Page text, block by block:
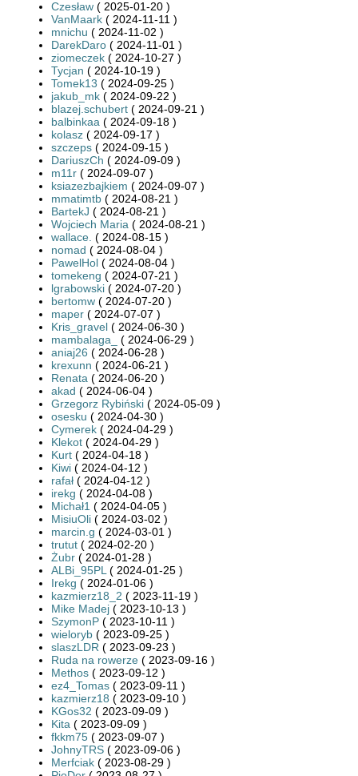
Czesław ( 2025-01-20 )
VanMaark ( 2024-11-11 )
mnichu ( 2024-11-02 )
DarekDaro ( 2024-11-01 )
ziomeczek ( 2024-10-27 )
Tycjan ( 2024-10-19 )
Tomek13 ( 2024-09-25 )
jakub_mk ( 2024-09-22 )
blazej.schubert ( 2024-09-21 )
balbinkaa ( 2024-09-18 )
kolasz ( 2024-09-17 )
szczeps ( 2024-09-15 )
DariuszCh ( 2024-09-09 )
m11r ( 2024-09-07 )
ksiazezbajkiem ( 2024-09-07 )
mmatimtb ( 2024-08-21 )
BartekJ ( 2024-08-21 )
Wojciech Maria ( 2024-08-21 )
wallace. ( 2024-08-15 )
nomad ( 2024-08-04 )
PawelHol ( 2024-08-04 )
tomekeng ( 2024-07-21 )
lgrabowski ( 2024-07-20 )
bertomw ( 2024-07-20 )
maper ( 2024-07-07 )
Kris_gravel ( 2024-06-30 )
mambalaga_
( 2024-06-29 )
aniaj26 ( 2024-06-28 )
krexunn ( 2024-06-21 )
Renata ( 2024-06-20 )
akad ( 2024-06-04 )
Grzegorz Rybiński ( 2024-05-09 )
osesku ( 2024-04-30 )
Cymerek ( 2024-04-29 )
Klekot ( 2024-04-29 )
Kurt ( 2024-04-18 )
Kiwi ( 2024-04-12 )
rafał ( 2024-04-12 )
irekg ( 2024-04-08 )
Michał1 ( 2024-04-05 )
MisiuOli ( 2024-03-02 )
marcin.g ( 2024-03-01 )
trutut ( 2024-02-20 )
Żubr ( 2024-01-28 )
ALBi_95PL ( 2024-01-25 )
Irekg ( 2024-01-06 )
kazmierz18_2 ( 2023-11-19 )
Mike Madej ( 2023-10-13 )
SzymonP ( 2023-10-11 )
wieloryb ( 2023-09-25 )
slaszLDR ( 2023-09-23 )
Ruda na rowerze ( 2023-09-16 )
Methos ( 2023-09-12 )
ez4_Tomas ( 2023-09-11 )
kazmierz18 ( 2023-09-10 )
KGos32 ( 2023-09-09 )
Kita ( 2023-09-09 )
fkkm75 ( 2023-09-07 )
JohnyTRS ( 2023-09-06 )
Merfciak ( 2023-08-29 )